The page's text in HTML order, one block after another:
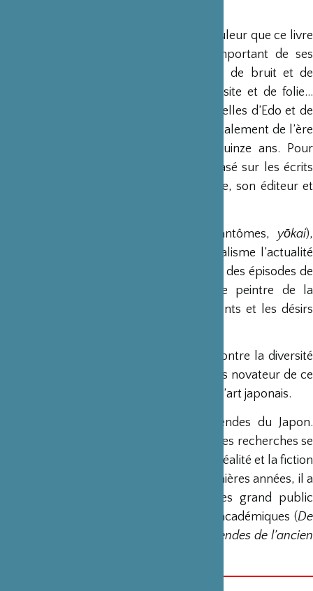
C’est la vie de ce personnage haut en couleur que ce livre
raconte, en montrant un ensemble important de ses
œuvres. Une vie et une œuvre pleines de bruit et de
fureur, de violence et d’amour, de réussite et de folie…
Une vie, à la croisée de deux époques, celles d’Edo et de
Meiji, durant laquelle le Japon passa brutalement de l’ère
féodale à l’ère moderne en à peine quinze ans. Pour
reconstituer cette vie, Éric Faure s’est basé sur les écrits
laissés par ses proches : sa fille adoptive, son éditeur et
À côté des légendes surnaturelles (fantômes, yōkai),
Yoshitoshi aborde avec beaucoup de réalisme l’actualité
souvent violente de son temps, ainsi que des épisodes de
l’histoire du Japon. Mais c’est aussi le peintre de la
féminité, avec ses séries sur les sentiments et les désirs
Avec près de 300 estampes, ce livre montre la diversité
de son œuvre et la virtuosité du style très novateur de ce
peintre incontournable dans l’histoire de l’art japonais.
est spécialisé dans les légendes du Japon.
Depuis son installation à Kyôto en 1993, ses recherches se
concentrent sur les interactions entre la réalité et la fiction
à travers le matériau légendaire. Ces dernières années, il a
écrit plusieurs ouvrages, alternant livres grand public
) et publications académiques (De
Kyōto à Dazaifu. Un voyage dans les légendes de l’ancien